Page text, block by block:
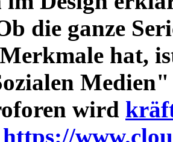
die ganze
hat,
Medien"
wird
https://